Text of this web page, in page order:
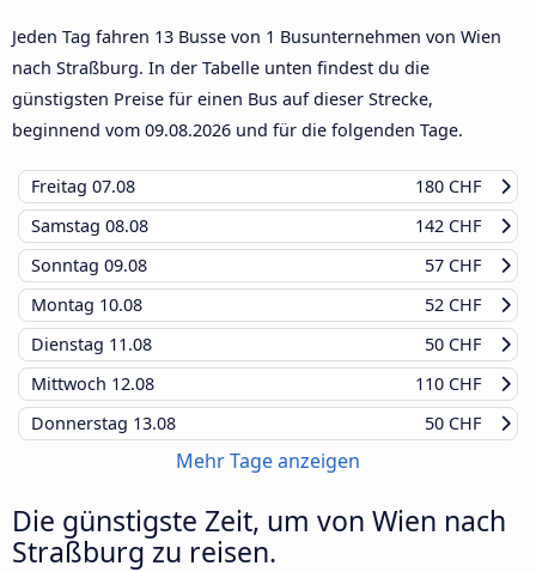
Jeden Tag fahren 13 Busse von 1 Busunternehmen von Wien
nach Straßburg. In der Tabelle unten findest du die
günstigsten Preise für einen Bus auf dieser Strecke,
beginnend vom 09.08.2026 und für die folgenden Tage.
Freitag 07.08
180 CHF
Samstag 08.08
142 CHF
Sonntag 09.08
57 CHF
Montag 10.08
52 CHF
Dienstag 11.08
50 CHF
Mittwoch 12.08
110 CHF
Donnerstag 13.08 50 CHF
Mehr Tage anzeigen
Die günstigste Zeit, um von Wien nach
Straßburg zu reisen.